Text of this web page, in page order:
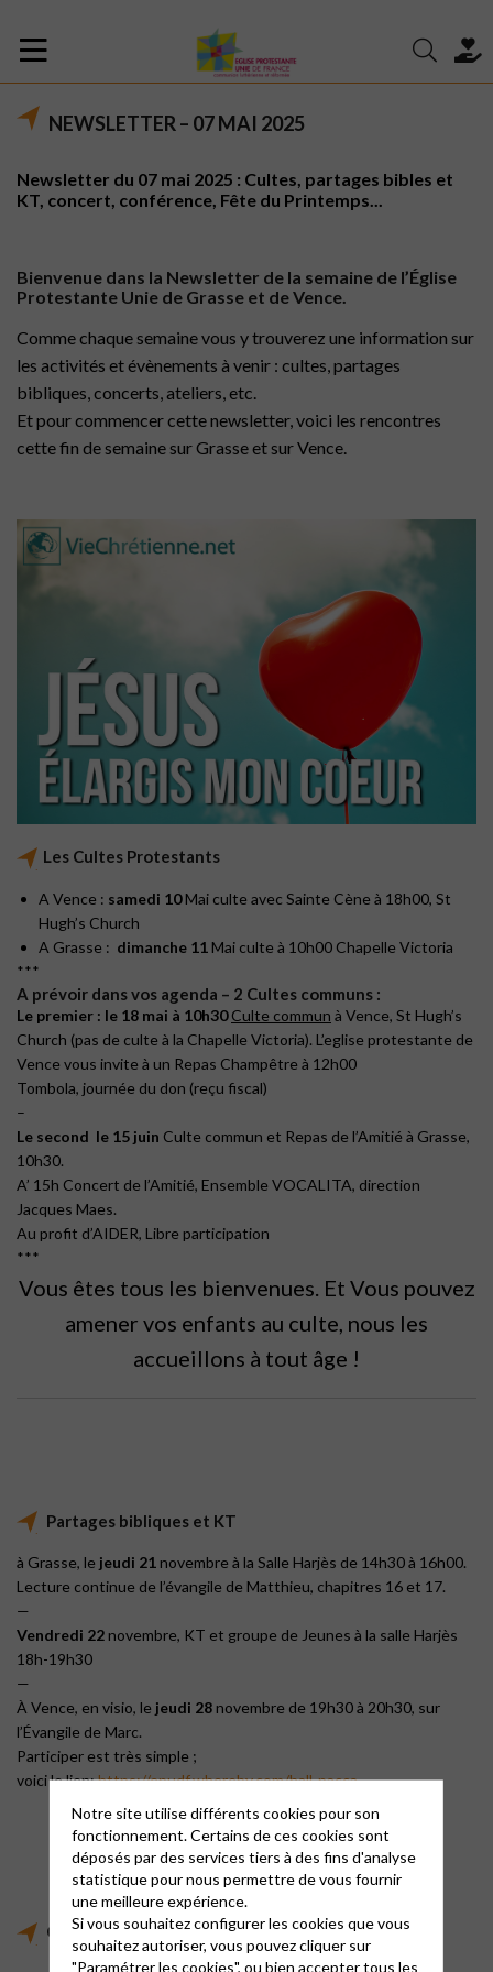
NEWSLETTER – 07 MAI 2025
Newsletter du 07 mai 2025 : Cultes, partages bibles et
KT, concert, conférence, Fête du Printemps...
Bienvenue dans la Newsletter de la semaine de l’Église
Protestante Unie de Grasse et de Vence.
Comme chaque semaine vous y trouverez une information sur
les activités et évènements à venir : cultes, partages
bibliques, concerts, ateliers, etc.
Et pour commencer cette newsletter, voici les rencontres
cette fin de semaine sur Grasse et sur Vence.
Les Cultes Protestants
A Vence : samedi 10Mai culte avec Sainte Cène à 18h00, St
Hugh’s Church
A Grasse : dimanche 11 Mai culte à 10h00 Chapelle Victoria
***
A prévoir dans vos agenda – 2 Cultes communs :
Le premier : le 18 mai à 10h30 Culte commun à Vence, St Hugh’s
Church (pas de culte à la Chapelle Victoria). L’eglise protestante de
Vence vous invite à un Repas Champêtre à 12h00
Tombola, journée du don (reçu fiscal)
–
Le second le 15 juin Culte commun et Repas de l’Amitié à Grasse,
10h30.
A’ 15h Concert de l’Amitié, Ensemble VOCALITA, direction
Jacques Maes.
Au profit d’AIDER, Libre participation
***
Vous êtes tous les bienvenues. Et Vous pouvez
amener vos enfants au culte, nous les
accueillons à tout âge !
Partages bibliques et KT
à Grasse, le jeudi 21 novembre à la Salle Harjès de 14h30 à 16h00.
Lecture continue de l’évangile de Matthieu, chapitres 16 et 17.
—
Vendredi 22 novembre, KT et groupe de Jeunes à la salle Harjès
18h-19h30
—
À Vence, en visio, le jeudi 28 novembre de 19h30 à 20h30, sur
l’Évangile de Marc.
Participer est très simple ;
voici le lien:https://epudf.whereby.com/hall-pacca
Catéchisme et Partage Biblique
Notre site utilise différents cookies pour son
fonctionnement. Certains de ces cookies sont
déposés par des services tiers à des fins d'analyse
statistique pour nous permettre de vous fournir
une meilleure expérience.
Si vous souhaitez configurer les cookies que vous
souhaitez autoriser, vous pouvez cliquer sur
"Paramétrer les cookies", ou bien accepter tous les